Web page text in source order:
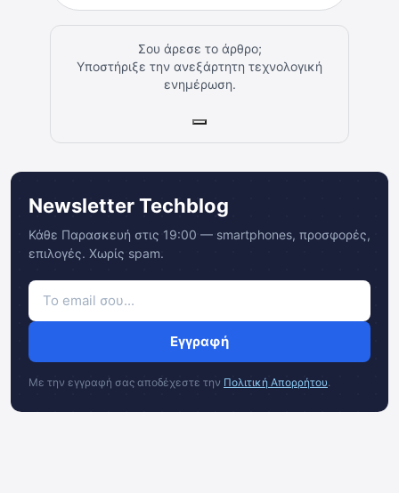
Σου άρεσε το άρθρο;
Υποστήριξε την ανεξάρτητη τεχνολογική
ενημέρωση.
Newsletter Techblog
Κάθε Παρασκευή στις 19:00 — smartphones, προσφορές,
επιλογές. Χωρίς spam.
Εγγραφή
Με την εγγραφή σας αποδέχεστε την Πολιτική Απορρήτου.